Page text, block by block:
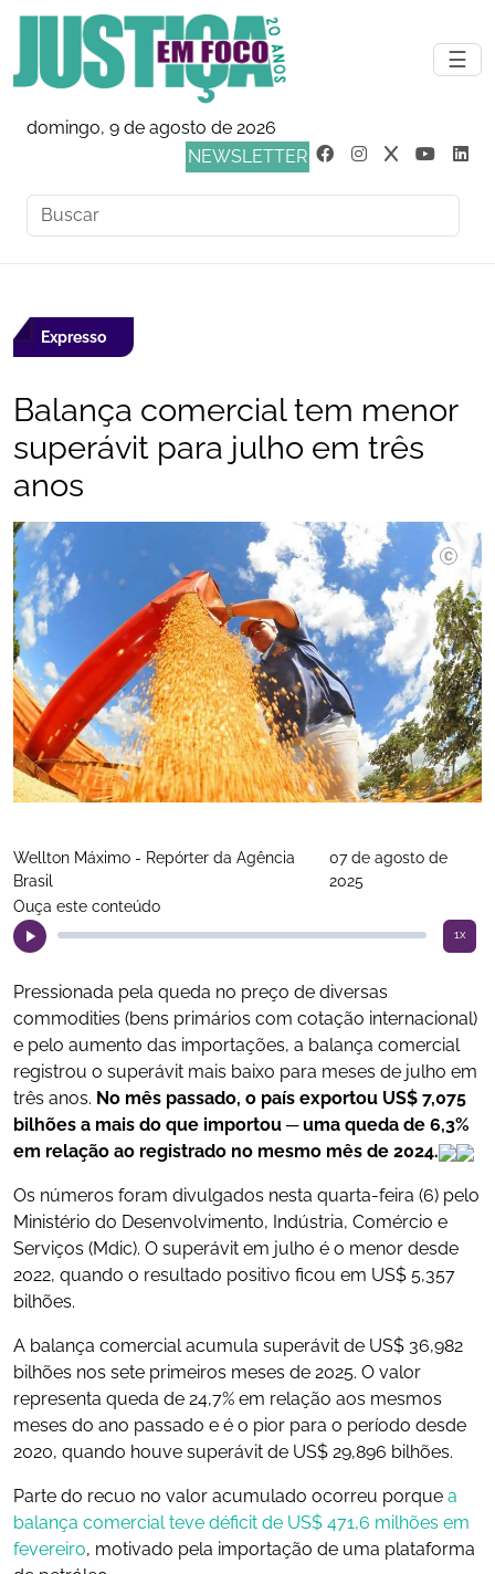
☰
domingo, 9 de agosto de 2026
NEWSLETTER
Expresso
Balança comercial tem menor
superávit para julho em três
anos
Wellton Máximo - Repórter da Agência
Brasil
07 de agosto de
2025
Ouça este conteúdo
1x
Pressionada pela queda no preço de diversas
commodities (bens primários com cotação internacional)
e pelo aumento das importações, a balança comercial
registrou o superávit mais baixo para meses de julho em
três anos. No mês passado, o país exportou US$ 7,075
bilhões a mais do que importou ─ uma queda de 6,3%
em relação ao registrado no mesmo mês de 2024.
Os números foram divulgados nesta quarta-feira (6) pelo
Ministério do Desenvolvimento, Indústria, Comércio e
Serviços (Mdic). O superávit em julho é o menor desde
2022, quando o resultado positivo ficou em US$ 5,357
bilhões.
A balança comercial acumula superávit de US$ 36,982
bilhões nos sete primeiros meses de 2025. O valor
representa queda de 24,7% em relação aos mesmos
meses do ano passado e é o pior para o período desde
2020, quando houve superávit de US$ 29,896 bilhões.
Parte do recuo no valor acumulado ocorreu porque a
balança comercial teve déficit de US$ 471,6 milhões em
fevereiro, motivado pela importação de uma plataforma